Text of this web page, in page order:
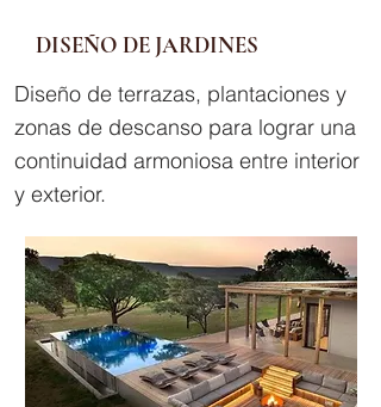
DISEÑO DE JARDINES
Diseño de terrazas, plantaciones y
zonas de descanso para lograr una
continuidad armoniosa entre interior
y exterior.